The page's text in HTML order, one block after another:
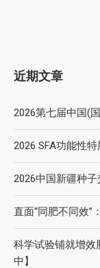
近期文章
2026第七届中国(
2026 SFA功能性
2026中国新疆种
直面“同肥不同效”
科学试验铺就增效
中】